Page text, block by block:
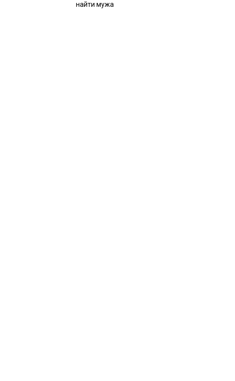
найти мужа